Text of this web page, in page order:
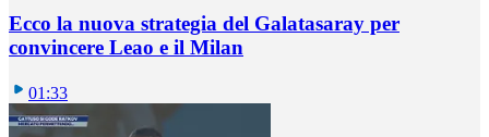
Ecco la nuova strategia del Galatasaray per
convincere Leao e il Milan
01:33